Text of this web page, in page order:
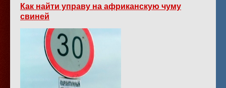
Как найти управу на африканскую чуму
свиней